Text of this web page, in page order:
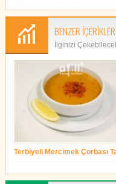
BENZER İÇERİKLER
İlginizi
Terbiyeli Mercimek Çorbası